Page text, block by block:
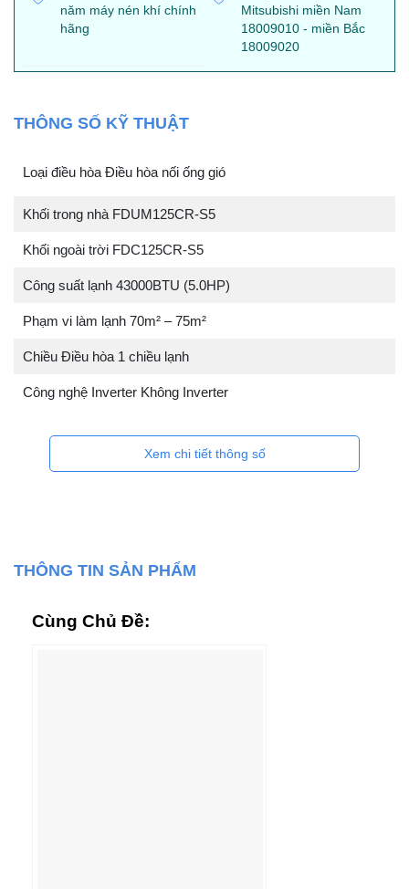
năm máy nén khí chính
hãng
Mitsubishi miền Nam
18009010 - miền Bắc
18009020
THÔNG SỐ KỸ THUẬT
Loại điều hòa Điều hòa nối ống gió
Khối trong nhà FDUM125CR-S5
Khối ngoài trời FDC125CR-S5
Công suất lạnh 43000BTU (5.0HP)
Phạm vi làm lạnh 70m² – 75m²
Chiều Điều hòa 1 chiều lạnh
Công nghệ Inverter Không Inverter
Xem chi tiết thông số
THÔNG TIN SẢN PHẨM
Cùng Chủ Đề: